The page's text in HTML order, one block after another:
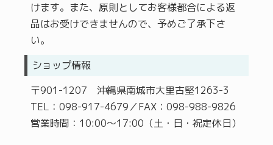
けます。また、原則としてお客様都合による返
品はお受けできませんので、予めご了承下さ
い。
ショップ情報
〒901-1207 沖縄県南城市大里古堅1263-3
TEL：098-917-4679／FAX：098-988-9826
営業時間：10:00～17:00（土・日・祝定休日）